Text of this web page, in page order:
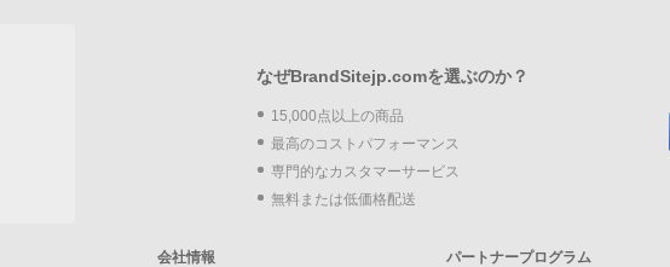
なぜBrandSitejp.comを選ぶのか？
15,000点以上の商品
最高のコストパフォーマンス
専門的なカスタマーサービス
無料または低価格配送
会社情報
パートナープログラム